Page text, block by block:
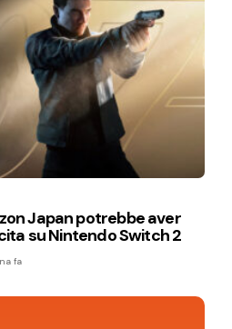
Japan potrebbe aver
su Nintendo Switch 2
fa